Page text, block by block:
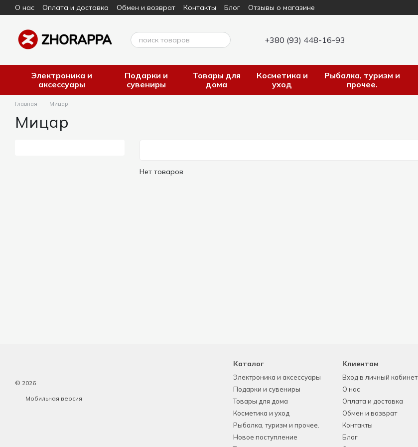
Перейти к основному контенту
О нас Оплата и доставка Обмен и возврат Контакты Блог Отзывы о магазине
+380 (93) 448-16-93
Электроника и
аксессуары
Подарки и
сувениры
Товары для
дома
Косметика и
уход
Рыбалка, туризм и
прочее.
Главная Мицар
Мицар
Нет товаров
© 2026
Мобильная версия
Каталог
Электроника и аксессуары
Подарки и сувениры
Товары для дома
Косметика и уход
Рыбалка, туризм и прочее.
Новое поступление
Клиентам
Вход в личный кабинет
О нас
Оплата и доставка
Обмен и возврат
Контакты
Блог